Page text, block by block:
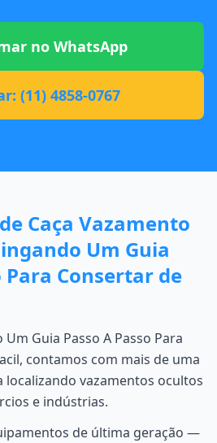
no WhatsApp
(11) 4858-0767
Caça Vazamento
Um Guia
Para Consertar de
Guia Passo A Passo Para
contamos com mais de uma
localizando vazamentos ocultos
e indústrias.
de última geração —